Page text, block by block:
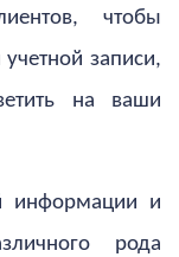
чтобы
записи,
на ваши
информации и
рода